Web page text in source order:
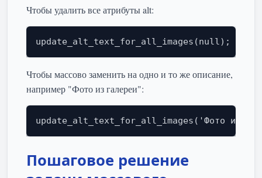
Чтобы удалить все атрибуты alt:
update_alt_text_for_all_images(null);
Чтобы массово заменить на одно и то же описание,
например "Фото из галереи":
update_alt_text_for_all_images('Фото из
Пошаговое решение